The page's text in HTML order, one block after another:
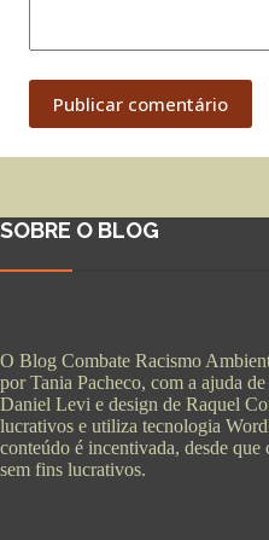
Publicar comentário
SOBRE O BLOG
O Blog Combate Racismo
por Tania Pacheco, com a ajuda
Daniel Levi e design de Raquel
lucrativos e utiliza tecnologia
conteúdo é incentivada, desde que
sem fins lucrativos.